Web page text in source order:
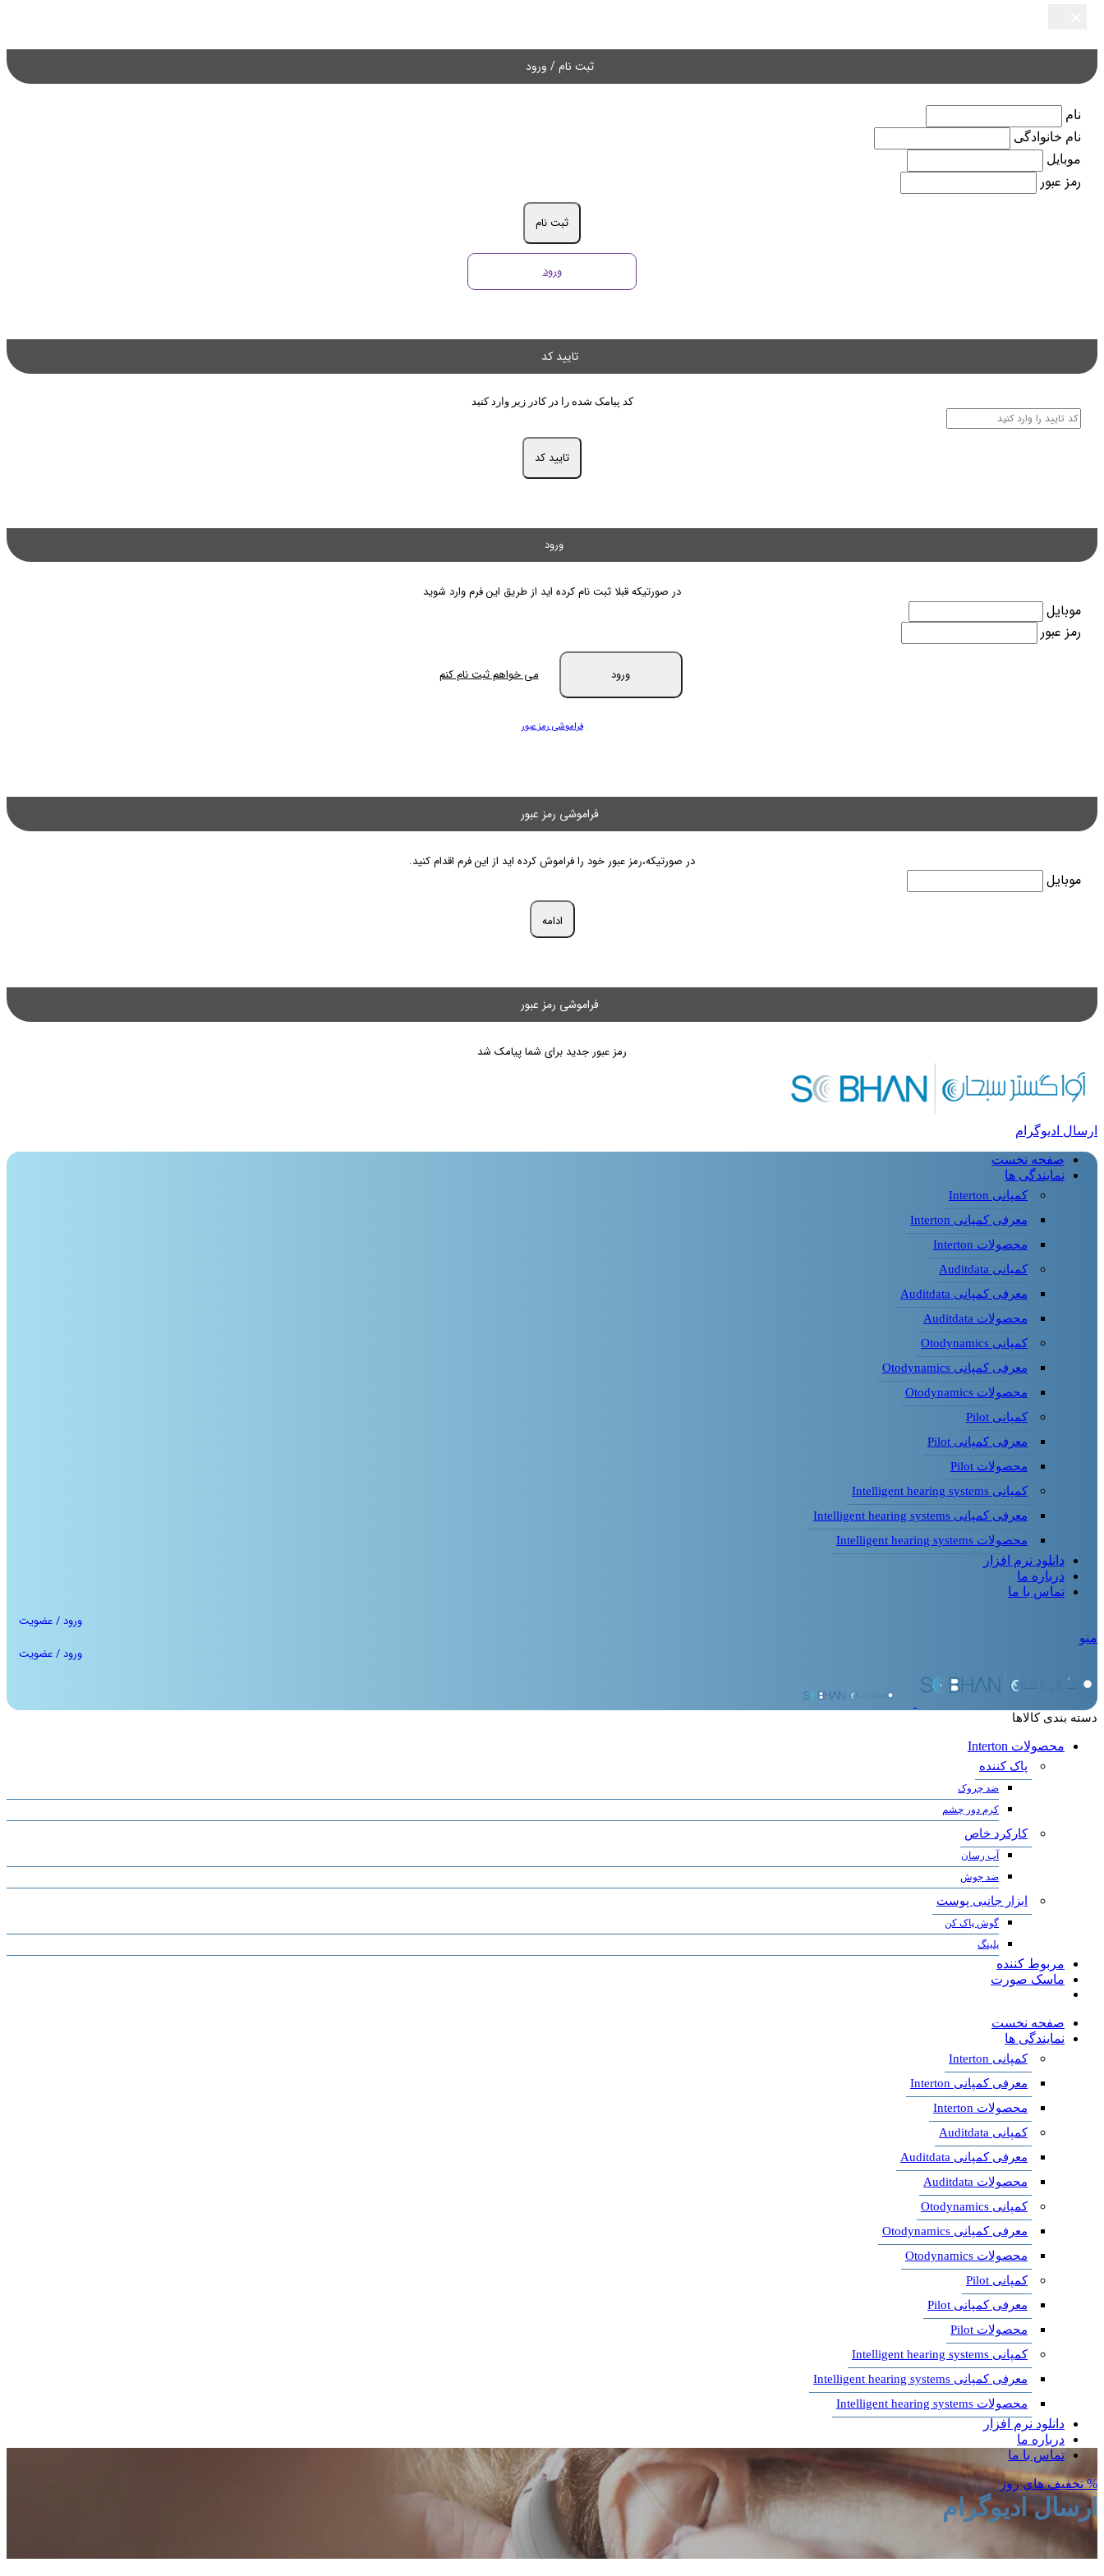
ثبت نام / ورود
نام
نام خانوادگی
موبایل
رمز عبور
ثبت نام
ورود
تایید کد
کد پیامک شده را در کادر زیر وارد کنید
تایید کد
ورود
در صورتیکه قبلا ثبت نام کرده اید از طریق این فرم وارد شوید
موبایل
رمز عبور
ورود می خواهم ثبت نام کنم
فراموشی رمز عبور
فراموشی رمز عبور
در صورتیکه،رمز عبور خود را فراموش کرده اید از این فرم اقدام کنید.
موبایل
ادامه
فراموشی رمز عبور
رمز عبور جدید برای شما پیامک شد
ارسال ادیوگرام
صفحه نخست
نمایندگی ها
کمپانی Interton
معرفی کمپانی Interton
محصولات Interton
کمپانی Auditdata
معرفی کمپانی Auditdata
محصولات Auditdata
کمپانی Otodynamics
معرفی کمپانی Otodynamics
محصولات Otodynamics
کمپانی Pilot
معرفی کمپانی Pilot
محصولات Pilot
کمپانی Intelligent hearing systems
معرفی کمپانی Intelligent hearing systems
محصولات Intelligent hearing systems
دانلود نرم افزار
درباره ما
تماس با ما
ورود / عضویت
منو
ورود / عضویت
دسته بندی کالاها
محصولات Interton
پاک کننده
ضد چروک
کرم دور چشم
کارکرد خاص
آب رسان
ضد جوش
ابزار جانبی پوست
گوش پاک کن
پلینگ
مربوط کننده
ماسک صورت
صفحه نخست
نمایندگی ها
کمپانی Interton
معرفی کمپانی Interton
محصولات Interton
کمپانی Auditdata
معرفی کمپانی Auditdata
محصولات Auditdata
کمپانی Otodynamics
معرفی کمپانی Otodynamics
محصولات Otodynamics
کمپانی Pilot
معرفی کمپانی Pilot
محصولات Pilot
کمپانی Intelligent hearing systems
معرفی کمپانی Intelligent hearing systems
محصولات Intelligent hearing systems
دانلود نرم افزار
درباره ما
تماس با ما
% تخفیف های روز
ارسال ادیوگرام